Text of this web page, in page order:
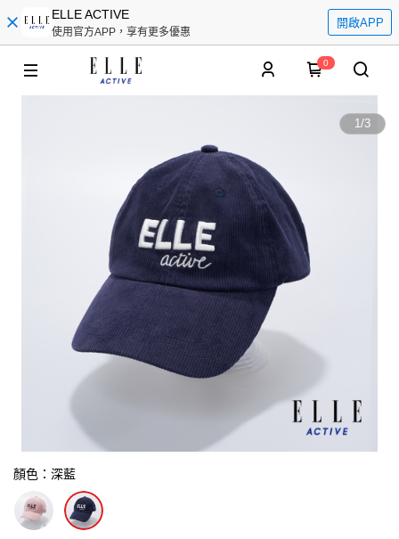
ELLE ACTIVE
使用官方APP，享有更多優惠
開啟APP
0
1/3
顏色：深藍